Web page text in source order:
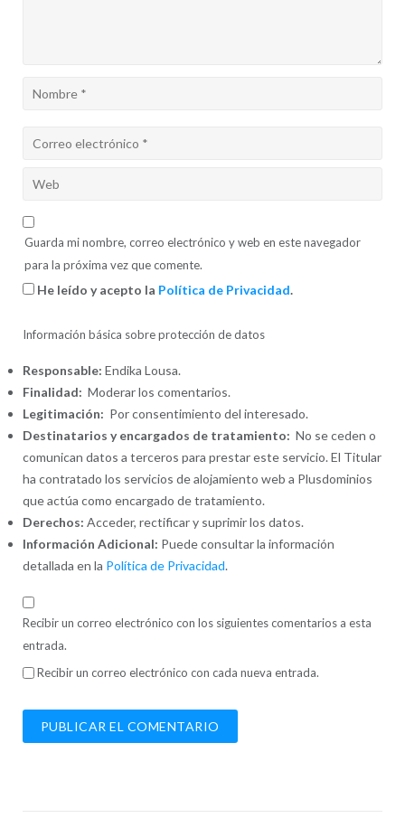
Guarda mi nombre, correo electrónico y web en este navegador
para la próxima vez que comente.
He leído y acepto la Política de Privacidad.
Información básica sobre protección de datos
Responsable: Endika Lousa.
Finalidad: Moderar los comentarios.
Legitimación: Por consentimiento del interesado.
Destinatarios y encargados de tratamiento: No se ceden o
comunican datos a terceros para prestar este servicio. El Titular
ha contratado los servicios de alojamiento web a Plusdominios
que actúa como encargado de tratamiento.
Derechos: Acceder, rectificar y suprimir los datos.
Información Adicional: Puede consultar la información
detallada en la Política de Privacidad.
Recibir un correo electrónico con los siguientes comentarios a esta
entrada.
Recibir un correo electrónico con cada nueva entrada.